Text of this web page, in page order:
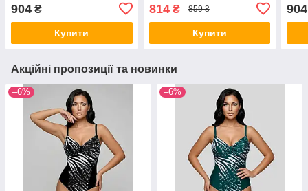
54 56 58 український
розмір
904 ₴
Купити
814₴ 859 ₴
Купити
904
Акційні пропозиції та новинки
–6% –6%